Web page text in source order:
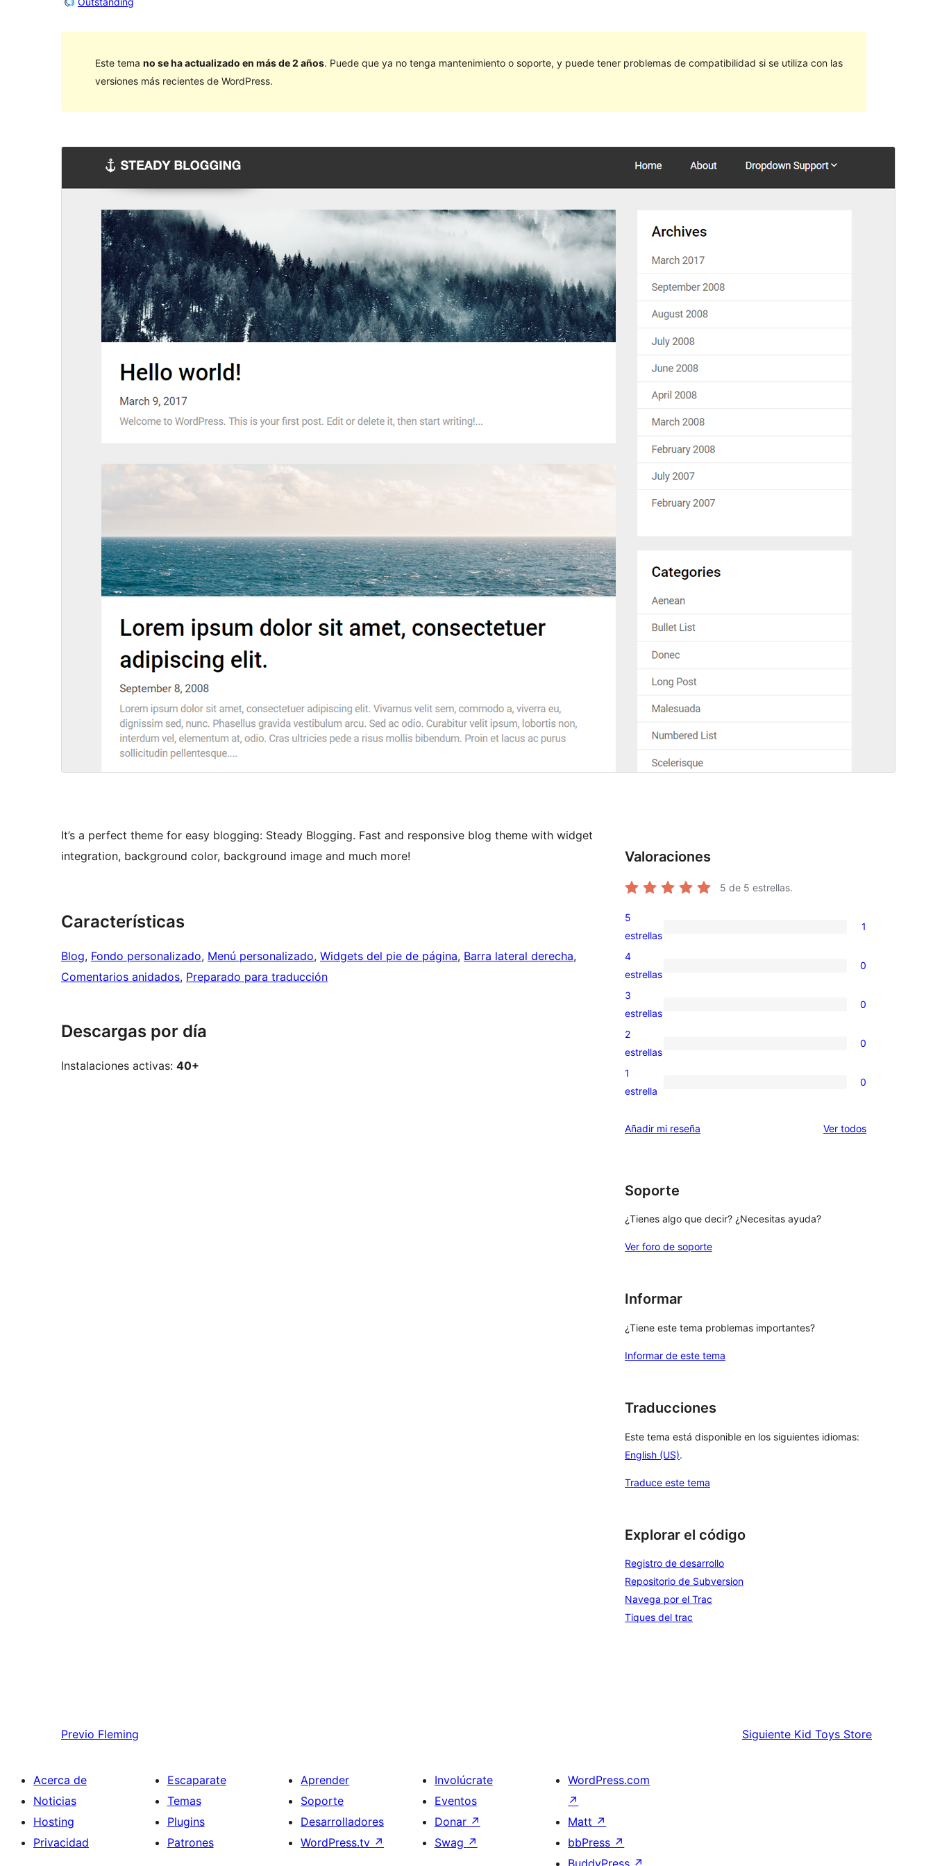
Este tema no se ha actualizado en más de 2 años. Puede que ya no tenga mantenimiento o soporte, y puede tener problemas de compatibilidad si se utiliza con las
versiones más recientes de WordPress.
It’s a perfect theme for easy blogging: Steady Blogging. Fast and responsive blog theme with widget
integration, background color, background image and much more!
Características
Blog, Fondo personalizado, Menú personalizado, Widgets del pie de página, Barra lateral derecha
Comentarios anidados, Preparado para traducción
Descargas por día
Instalaciones activas: 40+
Valoraciones
5 de 5 estrellas.
1
valoración
de
5
estrellas
1
0
valoraciones
de
4
estrellas
0
0
valoraciones
de
3
estrellas
0
0
valoraciones
de
estrellas
2
estrellas
0
0
de
1
estrella
0
Añadir mi reseña Ver todoslos
Soporte
¿Tienes algo que decir? ¿Necesitas ayuda?
Ver foro de soporte
Informar
¿Tiene este tema problemas importantes?
Informar de este tema
Traducciones
Este tema está disponible en los siguientes idiomas:
English (US).
Traduce este tema
Explorar el código
Registro de desarrollo
Repositorio de Subversion
Navega por el Trac
Tiques del trac
Previo Fleming Siguiente Kid Toys Store
Acerca de
Noticias
Hosting
Privacidad
Escaparate
Temas
Plugins
Patrones
Aprender
Soporte
Desarrolladores
WordPress.tv ↗
Involúcrate
Eventos
Donar ↗
Swag ↗
WordPress.com
↗
Matt ↗
bbPress ↗